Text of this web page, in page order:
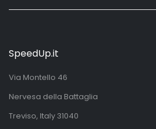
SpeedUp.it
Via Montello 46
Nervesa della Battaglia
Treviso, Italy 31040